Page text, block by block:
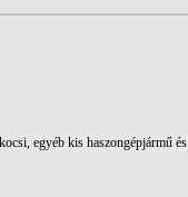
egyéb kis haszongépjármű és